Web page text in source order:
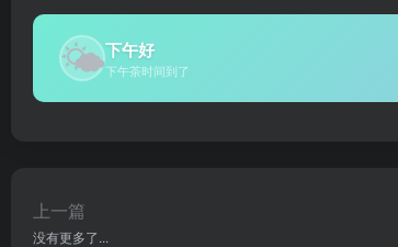
🌤下午好
下午茶时间到了
上一篇
没有更多了...